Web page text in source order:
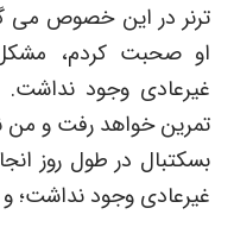
ترنر در این خصوص می
او صحبت کردم،
غیرعادی وجود
تمرین خواهد رفت و من
بسکتبال در طول روز
غیرعادی وجود نداشت؛ و